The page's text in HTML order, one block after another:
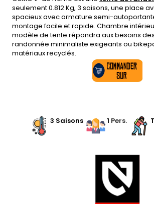
seulement 0.812 Kg, 3 saisons, une place
spacieux avec armature semi-
montage facile et rapide. Chambre
modèle de tente répondra aux besoins
randonnée minimaliste exigeants ou
matériaux recyclés.
3 Saisons. 1 Pers..